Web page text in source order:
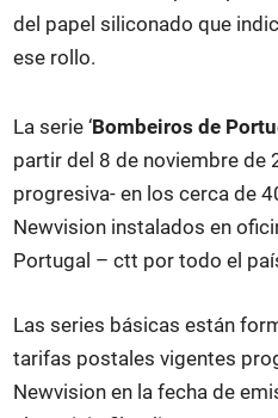
del papel siliconado que
ese rollo.
La serie ‘Bombeiros de
partir del 8 de noviembre de
progresiva- en los cerca de
Newvision instalados en
Portugal – ctt por todo el
Las series básicas están
tarifas postales vigentes
Newvision en la fecha de